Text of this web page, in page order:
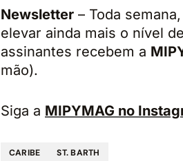
Newsletter – Toda
elevar ainda mais o nível
assinantes recebem a
mão).
Siga a MIPYMAG no
CARIBE ST. BARTH